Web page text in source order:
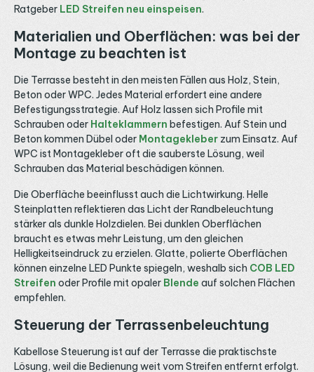
Ratgeber LED Streifen neu einspeisen.
Materialien und Oberflächen: was bei der
Montage zu beachten ist
Die Terrasse besteht in den meisten Fällen aus Holz, Stein,
Beton oder WPC. Jedes Material erfordert eine andere
Befestigungsstrategie. Auf Holz lassen sich Profile mit
Schrauben oder Halteklammern befestigen. Auf Stein und
Beton kommen Dübel oder Montagekleber zum Einsatz. Auf
WPC ist Montagekleber oft die sauberste Lösung, weil
Schrauben das Material beschädigen können.
Die Oberfläche beeinflusst auch die Lichtwirkung. Helle
Steinplatten reflektieren das Licht der Randbeleuchtung
stärker als dunkle Holzdielen. Bei dunklen Oberflächen
braucht es etwas mehr Leistung, um den gleichen
Helligkeitseindruck zu erzielen. Glatte, polierte Oberflächen
können einzelne LED Punkte spiegeln, weshalb sich COB LED
Streifen oder Profile mit opaler Blende auf solchen Flächen
empfehlen.
Steuerung der Terrassenbeleuchtung
Kabellose Steuerung ist auf der Terrasse die praktischste
Lösung, weil die Bedienung weit vom Streifen entfernt erfolgt.